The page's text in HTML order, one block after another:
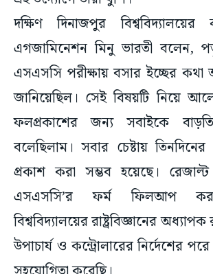
দক্ষিণ দিনাজপুর
এগজামিনেশন মিনু ভারতী বলেন,
এসএসসি পরীক্ষায় বসার ইচ্ছের
জানিয়েছিল। সেই বিষয়টি নিয়ে
ফলপ্রকাশের জন্য সবাইকে
বলেছিলাম। সবার চেষ্টায়
প্রকাশ করা সম্ভব হয়েছে।
এসএসসি’র ফর্ম ফিলআপ
বিশ্ববিদ্যালয়ের রাষ্ট্রবিজ্ঞানের
উপাচার্য ও কন্ট্রোলারের নির্দেশের